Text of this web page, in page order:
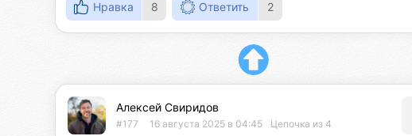
Нравка 8 Ответить 2
Алексей Свиридов
#177 16 августа 2025 в 04:45 Цепочка из 4